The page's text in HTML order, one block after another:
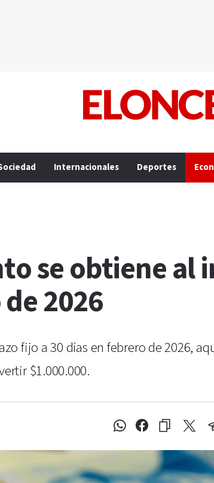
Internacionales Deportes
se obtiene al
2026
fijo a 30 días en febrero de 2026,
$1.000.000.